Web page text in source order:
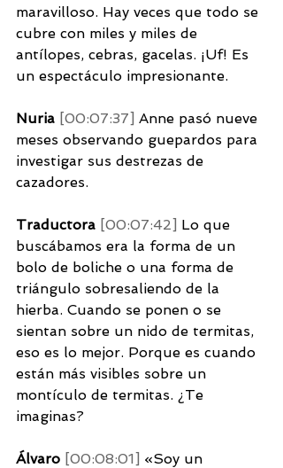
maravilloso. Hay veces que todo se
cubre con miles y miles de
antílopes, cebras, gacelas. ¡Uf! Es
un espectáculo impresionante.
Nuria [00:07:37] Anne pasó nueve
meses observando guepardos para
investigar sus destrezas de
cazadores.
Traductora [00:07:42] Lo que
buscábamos era la forma de un
bolo de boliche o una forma de
triángulo sobresaliendo de la
hierba. Cuando se ponen o se
sientan sobre un nido de termitas,
eso es lo mejor. Porque es cuando
están más visibles sobre un
montículo de termitas. ¿Te
imaginas?
Álvaro [00:08:01] «Soy un